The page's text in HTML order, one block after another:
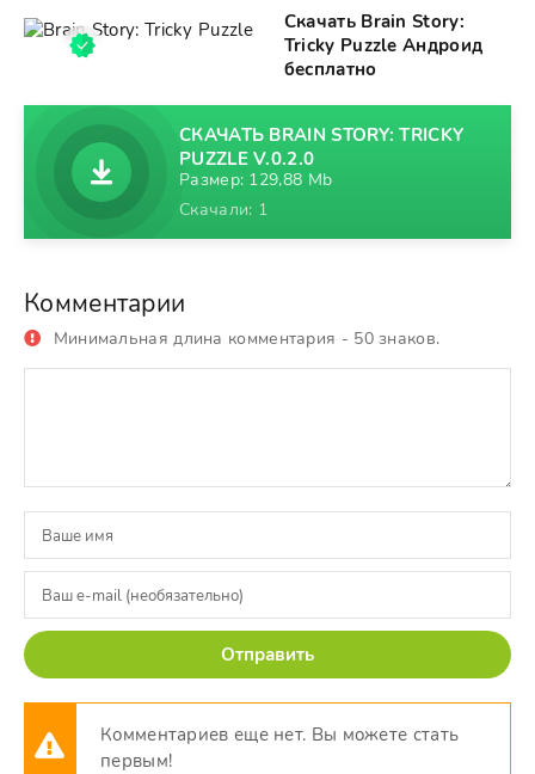
Скачать Brain Story:
Tricky Puzzle Андроид
бесплатно
СКАЧАТЬ BRAIN STORY: TRICKY
PUZZLE V.0.2.0
Размер: 129,88 Mb
Скачали: 1
Комментарии
Минимальная длина комментария - 50 знаков.
Отправить
Комментариев еще нет. Вы можете стать
первым!